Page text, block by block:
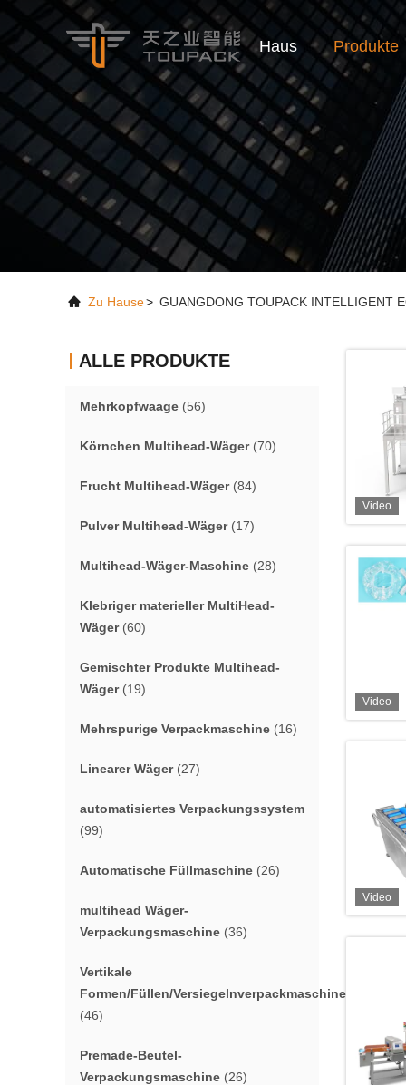
Haus Produkte
Zu Hause> GUANGDONG TOUPACK INTELLIGENT
ALLE PRODUKTE
Mehrkopfwaage (56)
Körnchen Multihead-Wäger(70)
Frucht Multihead-Wäger(84)
Pulver Multihead-Wäger(17)
Multihead-Wäger-Maschine (28)
Klebriger materieller MultiHead-
Wäger(60)
Gemischter Produkte Multihead-
Wäger(19)
Mehrspurige Verpackmaschine (16)
Linearer Wäger(27)
automatisiertes Verpackungssystem
(99)
Automatische Füllmaschine (26)
multihead Wäger-
Verpackungsmaschine (36)
Vertikale
Formen/Füllen/Versiegelnverpackmaschine
(46)
Premade-Beutel-
Verpackungsmaschine (26)
Video
Video
Video